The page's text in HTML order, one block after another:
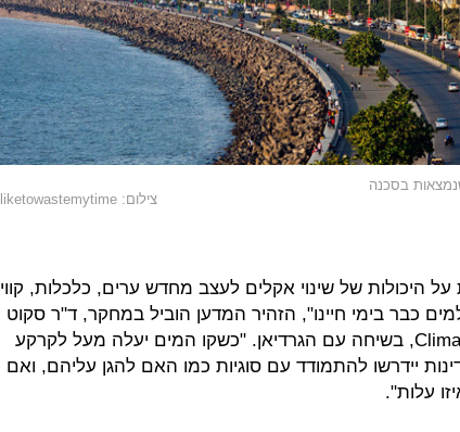
בסכנה
צילום: iliketowastemytime
היכולות של שינוי אקלים לעצב מחדש ערים, כלכלות, קווי
כבר בימי חיינו", הזהיר המדען הוביל במחקר, ד"ר סקוט
קולפ מארגון Climate Central, בשיחה עם הגרדיאן. "כשקו המים יעלה מעל לקרקע
יידרשו להתמודד עם סוגיות כמו האם להגן עליהם, ואם
עלות".